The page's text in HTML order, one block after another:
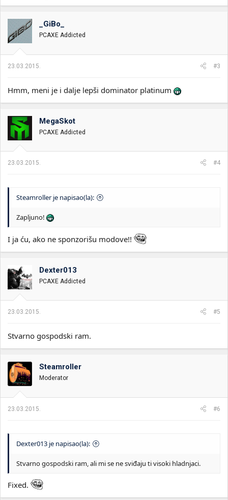
_GiBo_
PCAXE Addicted
23.03.2015. #3
Hmm, meni je i dalje lepši dominator platinum
MegaSkot
PCAXE Addicted
23.03.2015. #4
Steamroller je napisao(la):
Zapljuno!
I ja ću, ako ne sponzorišu modove!!
Dexter013
PCAXE Addicted
23.03.2015. #5
Stvarno gospodski ram.
Steamroller
Moderator
23.03.2015. #6
Dexter013 je napisao(la):
Stvarno gospodski ram, ali mi se ne sviđaju ti visoki hladnjaci.
Fixed.